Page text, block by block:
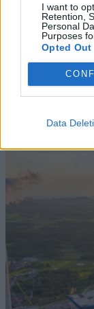
I want to
Retention,
Personal
Purposes
Opted Out
Data
mekkora a
kiszáradó